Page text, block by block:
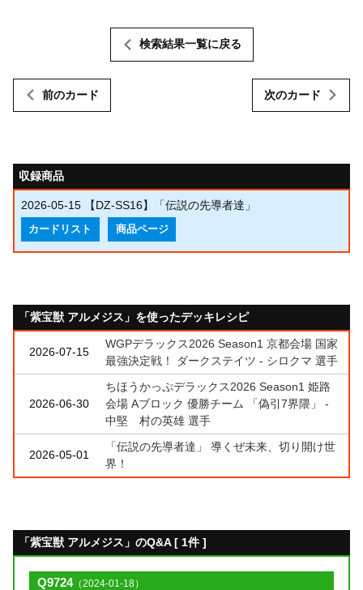
前のカード
検索結果一覧に戻る
次のカード
収録商品
2026-05-15 【DZ-SS16】「伝説の先導者達」
カードリスト 商品ページ
「紫宝獣 アルメジス」を使ったデッキレシピ
2026-07-15
WGPデラックス2026 Season1 京都会場 国家
最強決定戦！ ダークステイツ - シロクマ 選手
2026-06-30
ちほうかっぷデラックス2026 Season1 姫路
会場 Aブロック 優勝チーム 「偽引7界隈」 -
中堅 村の英雄 選手
2026-05-01
「伝説の先導者達」 導くぜ未来、切り開け世
界！
「紫宝獣 アルメジス」のQ&A [ 1件 ]
Q9724（2024-01-18）